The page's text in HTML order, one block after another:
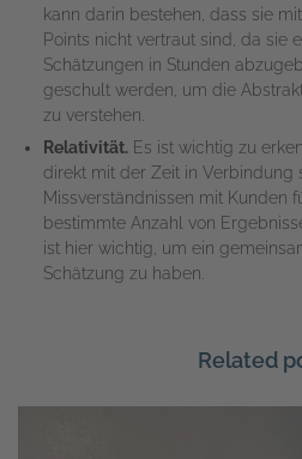
kann darin bestehen, dass sie
Points nicht vertraut sind, da sie
Schätzungen in Stunden
geschult werden, um die
zu verstehen.
Relativität. Es ist wichtig zu
direkt mit der Zeit in Verbindung
Missverständnissen mit Kunden
bestimmte Anzahl von
ist hier wichtig, um ein
Schätzung zu haben.
Related